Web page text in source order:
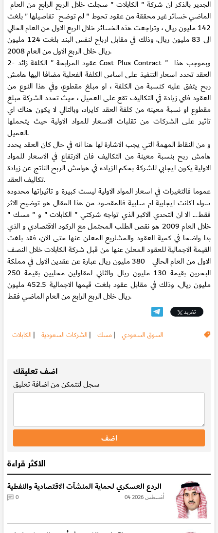
الماضي خسائر غير محققة من عقود تحوط " لم توضح تفاصيلها " بلغت
142 مليون ريال ، وتراجعت هذه الخسائر خلال الربع الاول من العام الحالي
الى 83 مليون ريال، وذلك في مقابل ارباح لنفس البند بلغت 124 مليون
ريال خلال الربع الاول من العام 2008.
2- عقود المرابحة " الكلفة زائد Cost Plus Contract " وبموجب هذا
العقد تحدد اسعار التنفيذ على اساس الكلفة الفعلية مضافا اليها هامش
ربح يتفق عليه كنسبة من الكلفة ، او مبلغ مقطوع، وفي هذا النوع من
العقود فاي زيادة في التكاليف تقع على العميل ، حيث تحدد الشركة مبلغ
مقطوع او نسبة معينه من كلفة العقد كايراد، وبالتالي لا يكون هناك اي
تاثير على الشركات من تقلبات الاسعار للمواد الاولية حيث يتحملها
العميل.
و من النقاط المهمة التي يجب الاشارة لها هنا انه في حال كان العقد يحدد
هامش ربح بنسبة معينة من التكاليف فان الارتفاع في الاسعار للمواد
الاولية يكون ايجابي للشركة بحكم الزياده في هوامش الربح الناتج عن زيادة
تكاليف العقد.
عموما فالتغيرات في اسعار المواد الاولية ليست كبيرة و تاثيراتها محدوده
سواء اكانت ايجابية ام سلبية فالمقصود من هذا المقال هو توضيح الاثر
فقط... الا ان التحدي الاكبر الذي تواجه شركتي " الكابلات " و " مسك "
خلال العام 2009 هو نقص الطلب المحتمل مع الركود الاقتصادي و الذي
بدا واضحا في كمية العقود والمشاريع المعلن عنها حتى الان، فقد بلغت
القيمة الاجمالية للعقود المعلن عنها من قبل شركة الكابلات خلال النصف
الاول من العام الحالي 380 مليون ريال عبارة عن عقدين الاول في مملكة
البحرين بقيمة 130 مليون ريال والثاني لمقاولين محليين بقيمة 250
مليون ريال، وذلك في مقابل عقود بلغت قيمها الاجمالية 452.5 مليون
ريال خلال الربع الرابع من العام الماضي فقط.
تغريد
السوق السعودي |مسك | الشركات السعودية | الكابلات
اضف تعليقك
سجللتتمكن من اضافة تعليق
الاكثر قراءة
الردع العسكري لحماية المنشآت الاقتصادية والنفطية
04 أغسطس 2026 0